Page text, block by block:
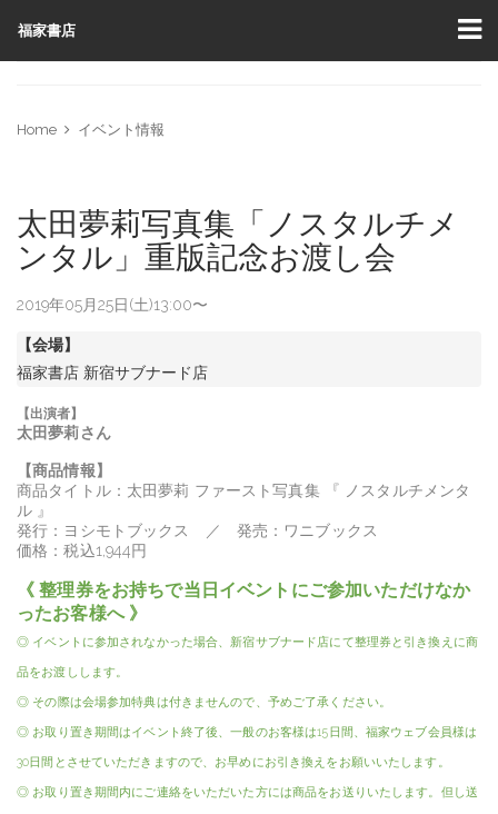
福家書店
Home イベント情報
太田夢莉写真集「ノスタルチメ
ンタル」重版記念お渡し会
2019年05月25日(土)13:00〜
【会場】
福家書店 新宿サブナード店
【出演者】
太田夢莉さん
【商品情報】
商品タイトル： 太田夢莉 ファースト写真集 『 ノスタルチメンタ
ル 』
発行：ヨシモトブックス ／ 発売：ワニブックス
価格：税込1,944円
《 整理券をお持ちで当日イベントにご参加いただけなか
ったお客様へ 》
◎ イベントに参加されなかった場合、新宿サブナード店にて整理券と引き換えに商
品をお渡しします。
◎ その際は会場参加特典は付きませんので、予めご了承ください。
◎ お取り置き期間はイベント終了後、一般のお客様は15日間、福家ウェブ会員様は
30日間とさせていただきますので、お早めにお引き換えをお願いいたします。
◎ お取り置き期間内にご連絡をいただいた方には商品をお送りいたします。但し送